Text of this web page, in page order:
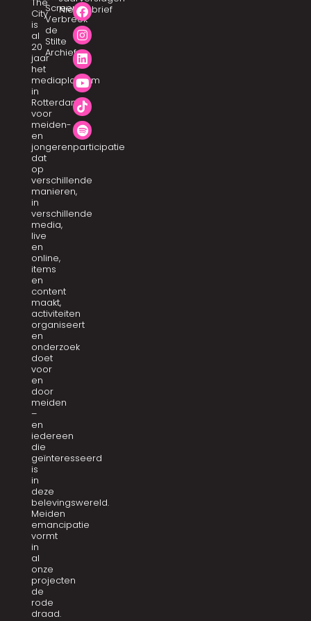
City
is
al
20
jaar
het
mediaplatform
in
Rotterdam
voor
meiden-
en
jongerenparticipatie
dat
op
verschillende
manieren,
in
verschillende
media,
live
en
online,
items
en
content
maakt,
activiteiten
organiseert
en
onderzoek
doet
voor
en
door
meiden
–
en
iedereen
die
geïnteresseerd
is
in
deze
belevingswereld.
Meiden
emancipatie
vormt
in
al
onze
projecten
de
rode
draad.
Screen
Verbreek
de
Stilte
Archief
Nieuwsbrief